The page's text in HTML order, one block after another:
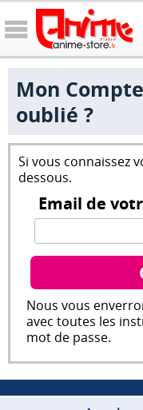
Mon
oublié ?
Si vous connaissez
dessous.
Email de
Nous vous
avec toutes les
mot de passe.